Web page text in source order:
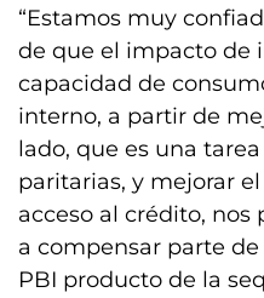
“Estamos muy
de que el impacto de
capacidad de
interno, a partir de
lado, que es una
paritarias, y mejorar
acceso al crédito, nos
a compensar parte
PBI producto de la